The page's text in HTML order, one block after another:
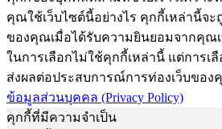
คุณใช้เว็บไซต์นี้อย่างไร คุกกี้เหล่านี้จะ
ของคุณเมื่อได้รับความยินยอมจากคุณ
ในการเลือกไม่ใช้คุกกี้เหล่านี้ แต่การเ
ส่งผลต่อประสบการณ์การท่องเว็บของ
ข้อมูลส่วนบุคคล (Privacy Policy)
คุกกี้ที่มีความจำเป็น